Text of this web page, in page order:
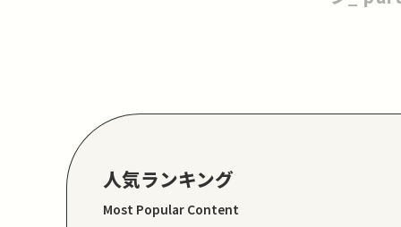
人気ランキング
Most Popular Content